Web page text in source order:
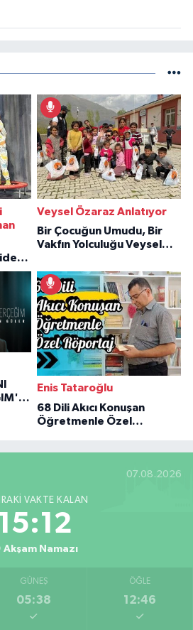
Veysel Özaraz Anlatıyor
Bir Çocuğun Umudu, Bir
Vakfın Yolculuğu Veysel
Enis Tataroğlu
68 Dili Akıcı Konuşan
Öğretmenle Özel
07.08.2026
VAKTE KALAN
15:11
Akşam Namazı
GÜNEŞ
05:38
ÖĞLE
12:46